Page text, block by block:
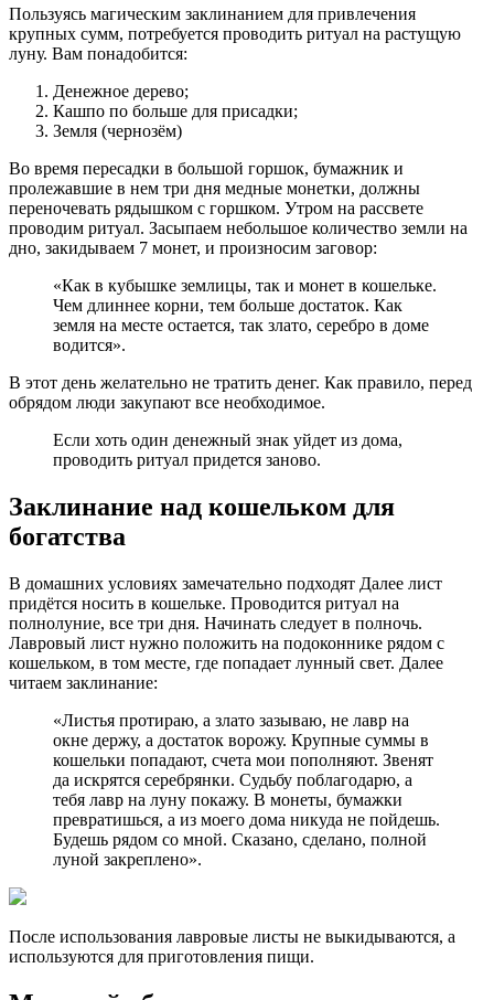
Пользуясь магическим заклинанием для привлечения
крупных сумм, потребуется проводить ритуал на растущую
луну. Вам понадобится:
Денежное дерево;
Кашпо по больше для присадки;
Земля (чернозём)
Во время пересадки в большой горшок, бумажник и
пролежавшие в нем три дня медные монетки, должны
переночевать рядышком с горшком. Утром на рассвете
проводим ритуал. Засыпаем небольшое количество земли на
дно, закидываем 7 монет, и произносим заговор:
«Как в кубышке землицы, так и монет в кошельке.
Чем длиннее корни, тем больше достаток. Как
земля на месте остается, так злато, серебро в доме
водится».
В этот день желательно не тратить денег. Как правило, перед
обрядом люди закупают все необходимое.
Если хоть один денежный знак уйдет из дома,
проводить ритуал придется заново.
Заклинание над кошельком для
богатства
В домашних условиях замечательно подходят Далее лист
придётся носить в кошельке. Проводится ритуал на
полнолуние, все три дня. Начинать следует в полночь.
Лавровый лист нужно положить на подоконнике рядом с
кошельком, в том месте, где попадает лунный свет. Далее
читаем заклинание:
«Листья протираю, а злато зазываю, не лавр на
окне держу, а достаток ворожу. Крупные суммы в
кошельки попадают, счета мои пополняют. Звенят
да искрятся серебрянки. Судьбу поблагодарю, а
тебя лавр на луну покажу. В монеты, бумажки
превратишься, а из моего дома никуда не пойдешь.
Будешь рядом со мной. Сказано, сделано, полной
луной закреплено».
После использования лавровые листы не выкидываются, а
используются для приготовления пищи.